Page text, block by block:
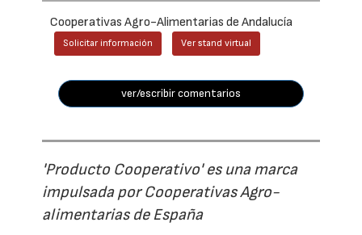
Cooperativas Agro-Alimentarias de Andalucía
Solicitar información Ver stand virtual
ver/escribir comentarios
'Producto Cooperativo' es una marca
impulsada por Cooperativas Agro-
alimentarias de España